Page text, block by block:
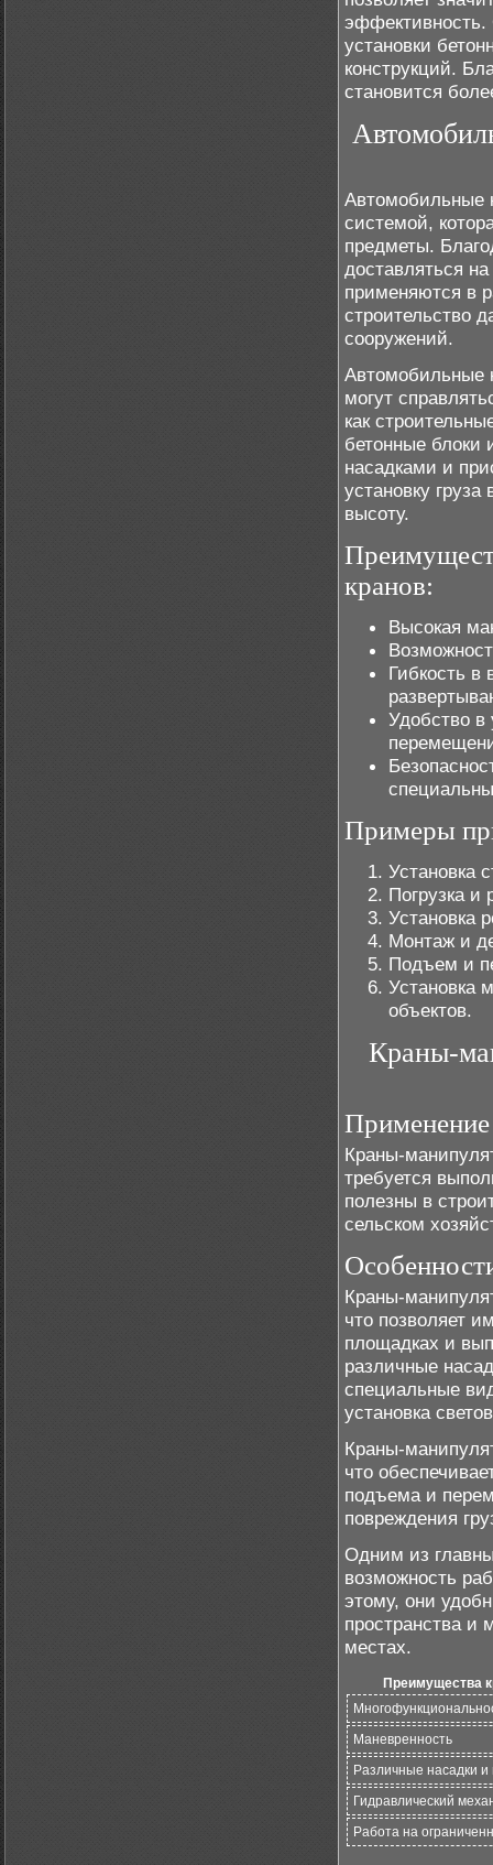
эффективность.
установки
конструкций.
становится
Автомобильные
системой,
предметы.
доставляться
применяются в
строительство
сооружений.
Автомобильные
могут
как
бетонные
насадками и
установку
высоту.
кранов:
Высокая
Гибкость в
Удобство в
Примеры
Установка
Погрузка и
Установка
Монтаж и
Подъем и
Установка
объектов.
Краны-
Краны-
требуется
полезны в
сельском
Краны-
что позволяет
площадках и
различные
специальные
установка
Краны-
что
подъема и
повреждения
Одним из
возможность
этому, они
пространства и
местах.
Преимущества
Маневренность
Различные насадки
Гидравлический
Работа на